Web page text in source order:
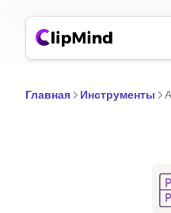
Главная Инструменты